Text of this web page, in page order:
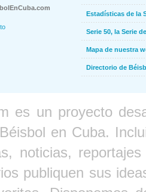
Estadísticas de la
Serie 50, la Serie
Mapa de nuestra
Directorio de
es un proyecto
en Cuba.
noticias,
publiquen sus